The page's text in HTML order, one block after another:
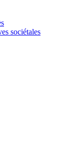
sociétales